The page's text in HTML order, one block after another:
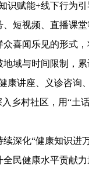
识赋能+线下行为
短视频、直播课
众喜闻乐见的形式
域与时间限制，
康讲座、义诊咨
乡村社区，用“土
深化“健康知识进
民健康水平贡献力